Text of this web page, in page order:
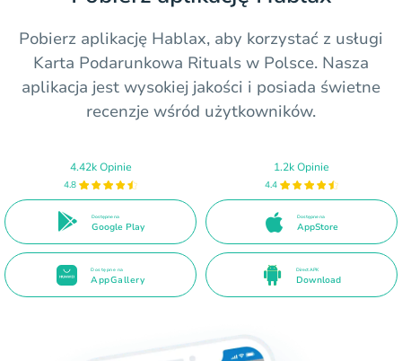
Pobierz aplikację Hablax, aby korzystać z usługi
Karta Podarunkowa Rituals w Polsce. Nasza
aplikacja jest wysokiej jakości i posiada świetne
recenzje wśród użytkowników.
4.42k Opinie
4.8
Dostępne na
Google Play
1.2k Opinie
4.4
Dostępne na
AppStore
Dostępne na
AppGallery
Direct APK
Download